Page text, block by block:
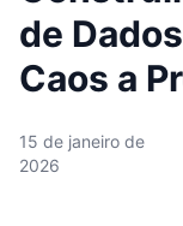
de
Caos a
15 de janeiro de
2026